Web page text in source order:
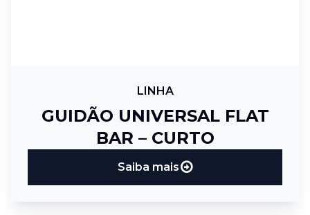
LINHA
GUIDÃO UNIVERSAL FLAT
BAR – CURTO
Saiba mais